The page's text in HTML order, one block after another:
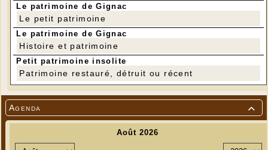

Agenda
Les reconnaissez-vous : Roger Bouyssou, François
Lafon, Michel Brousse, Michel Le Bris, Gérard
Lacroix, Eric Picard, Guy Signol, Guy Pozweck,
Francine Liébus, Thierry Dionis et Guy Chalvet
(absent Jean Lacresse)
Le patrimoine de Gignac
Le petit patrimoine
Le patrimoine de Gignac
Histoire et patrimoine
Petit patrimoine insolite
Patrimoine restauré, détruit ou récent